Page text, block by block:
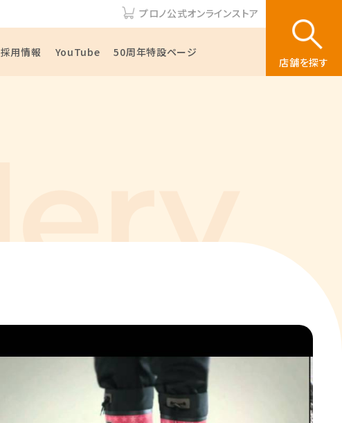
プロノ公式オンラインストア
採用情報 YouTube 50周年特設ページ
店舗を探す